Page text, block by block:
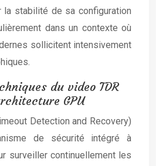
la stabilité de sa configuration
dans un contexte où
sollicitent intensivement
du video TDR
GPU
Detection and Recovery)
de sécurité intégré à
surveiller continuellement les